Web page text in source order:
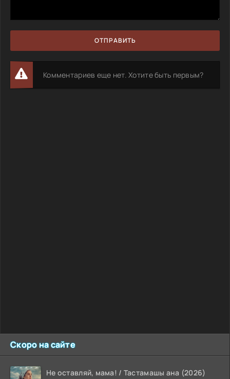
Скоро на сайте
Не оставляй, мама! / Тастамашы ана (2026)
ОТПРАВИТЬ
Комментариев еще нет. Хотите быть первым?